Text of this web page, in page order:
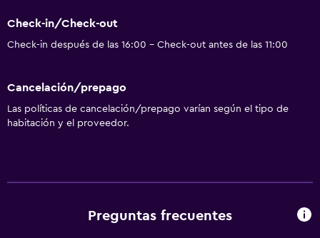
Check-in/Check-out
Check-in después de las 16:00 - Check-out antes de las 11:00
Cancelación/prepago
Las políticas de cancelación/prepago varían según el tipo de
habitación y el proveedor.
Preguntas frecuentes